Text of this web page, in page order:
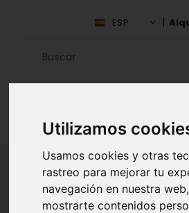
Utilizamos
Usamos cookies y otras
rastreo para mejorar tu
navegación en nuestra
mostrarte contenidos
ESP
ALQUILAR